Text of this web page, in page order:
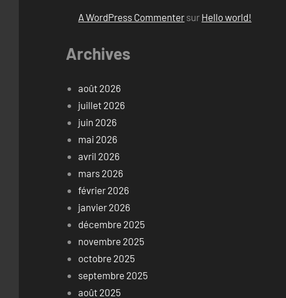
A WordPress Commenter sur Hello world!
Archives
août 2026
juillet 2026
juin 2026
mai 2026
avril 2026
mars 2026
février 2026
janvier 2026
décembre 2025
novembre 2025
octobre 2025
septembre 2025
août 2025